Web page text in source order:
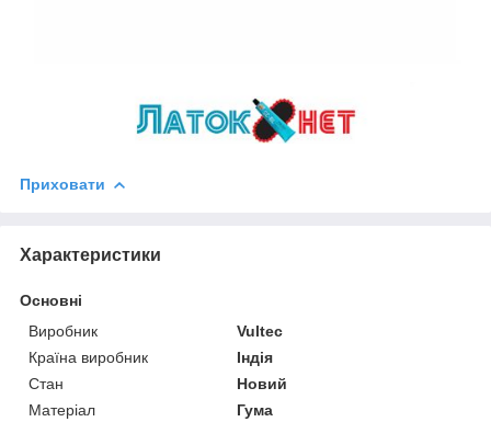
Приховати
Характеристики
Основні
Виробник
Vultec
Країна виробник
Індія
Стан
Новий
Матеріал
Гума